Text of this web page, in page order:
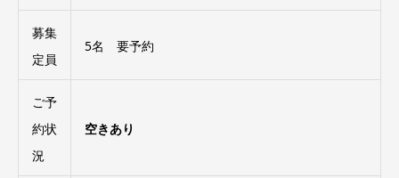
募集
定員
5名 要予約
ご予
約状
況
空きあり